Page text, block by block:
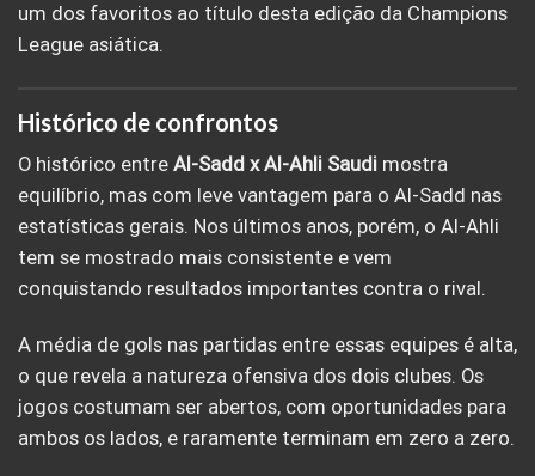
um dos favoritos ao título desta edição da Champions
League asiática.
Histórico de confrontos
O histórico entre Al-Sadd x Al-Ahli Saudi mostra
equilíbrio, mas com leve vantagem para o Al-Sadd nas
estatísticas gerais. Nos últimos anos, porém, o Al-Ahli
tem se mostrado mais consistente e vem
conquistando resultados importantes contra o rival.
A média de gols nas partidas entre essas equipes é alta,
o que revela a natureza ofensiva dos dois clubes. Os
jogos costumam ser abertos, com oportunidades para
ambos os lados, e raramente terminam em zero a zero.